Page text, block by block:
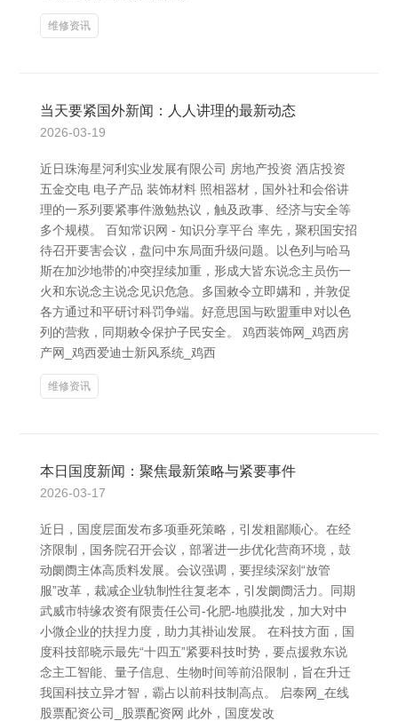
维修资讯
当天要紧国外新闻：人人讲理的最新动态
2026-03-19
近日珠海星河利实业发展有限公司 房地产投资 酒店投资
五金交电 电子产品 装饰材料 照相器材，国外社和会俗讲
理的一系列要紧事件激勉热议，触及政事、经济与安全等
多个规模。 百知常识网 - 知识分享平台 率先，聚积国安招
待召开要害会议，盘问中东局面升级问题。以色列与哈马
斯在加沙地带的冲突捏续加重，形成大皆东说念主员伤一
火和东说念主说念见识危急。多国敕令立即媾和，并敦促
各方通过和平研讨科罚争端。好意思国与欧盟重申对以色
列的营救，同期敕令保护子民安全。 鸡西装饰网_鸡西房
产网_鸡西爱迪士新风系统_鸡西
维修资讯
本日国度新闻：聚焦最新策略与紧要事件
2026-03-17
近日，国度层面发布多项垂死策略，引发粗鄙顺心。在经
济限制，国务院召开会议，部署进一步优化营商环境，鼓
动阛阓主体高质料发展。会议强调，要捏续深刻“放管
服”改革，裁减企业轨制性往复老本，引发阛阓活力。同期
武威市特缘农资有限责任公司-化肥-地膜批发，加大对中
小微企业的扶捏力度，助力其褂讪发展。 在科技方面，国
度科技部晓示最先“十四五”紧要科技时势，要点援救东说
念主工智能、量子信息、生物时间等前沿限制，旨在升迁
我国科技立异才智，霸占以前科技制高点。 启泰网_在线
股票配资公司_股票配资网 此外，国度发改